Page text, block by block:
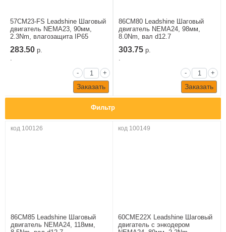
57CM23-FS Leadshine Шаговый
двигатель NEMA23, 90мм,
2.3Nm, влагозащита IP65
283.50 р.
-
+
Заказать
86CM80 Leadshine Шаговый
двигатель NEMA24, 98мм,
8.0Nm, вал d12.7
303.75 р.
-
+
Заказать
Фильтр
код 100126
86CM85 Leadshine Шаговый
двигатель NEMA24, 118мм,
код 100149
60CME22X Leadshine Шаговый
двигатель c энкодером